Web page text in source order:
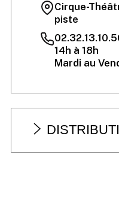
Cirque-
piste
14h à 18h
Mardi au